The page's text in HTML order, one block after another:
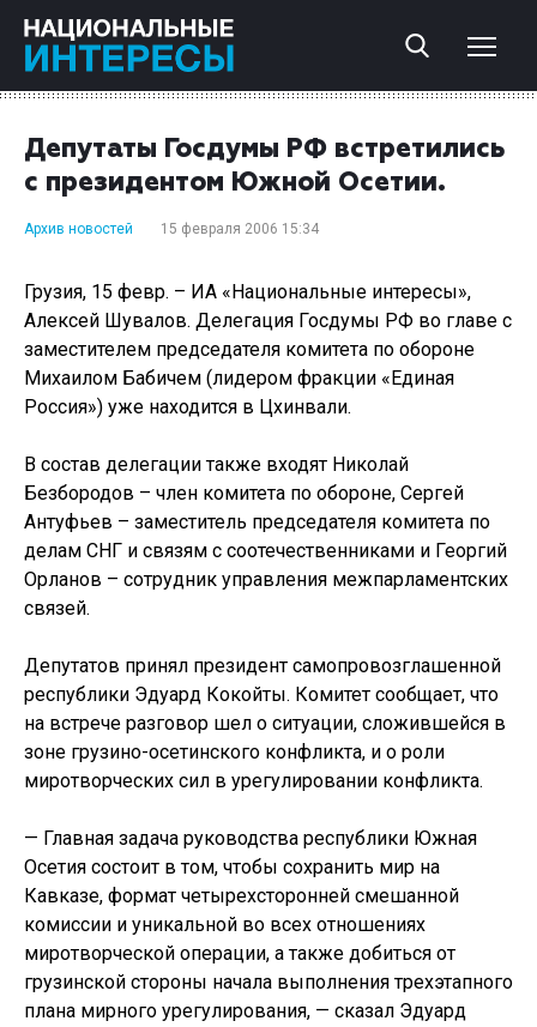
Депутаты Госдумы РФ встретились
с президентом Южной Осетии.
Архив новостей 15 февраля 2006 15:34
Грузия, 15 февр. – ИА «Национальные интересы»,
Алексей Шувалов. Делегация Госдумы РФ во главе с
заместителем председателя комитета по обороне
Михаилом Бабичем (лидером фракции «Единая
Россия») уже находится в Цхинвали.
В состав делегации также входят Николай
Безбородов – член комитета по обороне, Сергей
Антуфьев – заместитель председателя комитета по
делам СНГ и связям с соотечественниками и Георгий
Орланов – сотрудник управления межпарламентских
связей.
Депутатов принял президент самопровозглашенной
республики Эдуард Кокойты. Комитет сообщает, что
на встрече разговор шел о ситуации, сложившейся в
зоне грузино-осетинского конфликта, и о роли
миротворческих сил в урегулировании конфликта.
— Главная задача руководства республики Южная
Осетия состоит в том, чтобы сохранить мир на
Кавказе, формат четырехсторонней смешанной
комиссии и уникальной во всех отношениях
миротворческой операции, а также добиться от
грузинской стороны начала выполнения трехэтапного
плана мирного урегулирования, — сказал Эдуард